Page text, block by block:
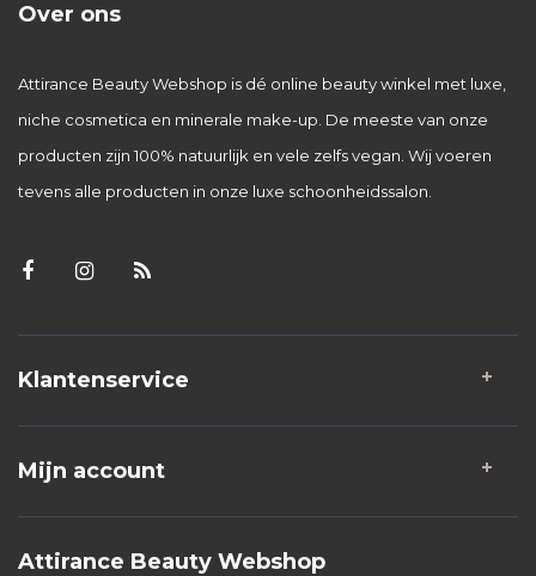
Over ons
Attirance Beauty Webshop is dé online beauty winkel met luxe,
niche cosmetica en minerale make-up. De meeste van onze
producten zijn 100% natuurlijk en vele zelfs vegan. Wij voeren
tevens alle producten in onze luxe schoonheidssalon.
Klantenservice
Mijn account
Attirance Beauty Webshop